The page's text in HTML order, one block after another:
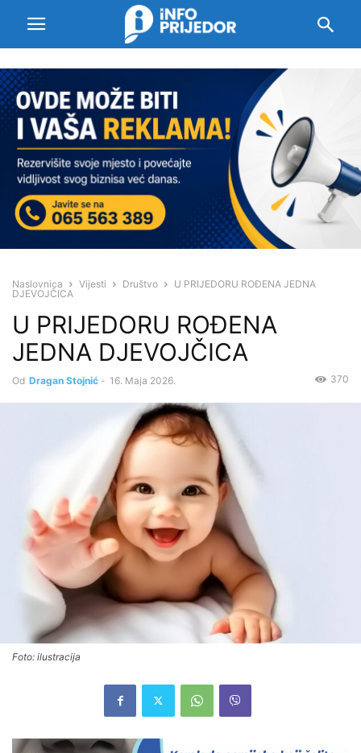
Naslovnica Vijesti Društvo
U PRIJEDORU ROĐENA JEDNA
DJEVOJČICA
U PRIJEDORU ROĐENA
JEDNA DJEVOJČICA
Od Dragan Stojnić - 16. Maja 2026. 370
Foto: ilustracija